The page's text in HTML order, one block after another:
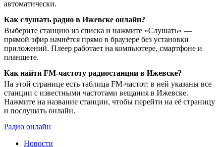
автоматически.
Как слушать радио в Ижевске онлайн?
Выберите станцию из списка и нажмите «Слушать» —
прямой эфир начнётся прямо в браузере без установки
приложений. Плеер работает на компьютере, смартфоне и
планшете.
Как найти FM-частоту радиостанции в Ижевске?
На этой странице есть таблица FM-частот: в ней указаны все
станции с известными частотами вещания в Ижевске.
Нажмите на название станции, чтобы перейти на её страницу
и послушать онлайн.
Радио онлайн
Новости